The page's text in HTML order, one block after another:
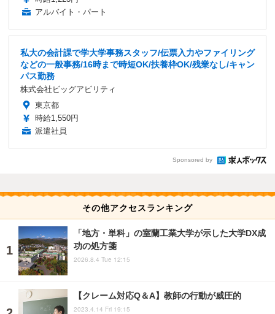
アルバイト・パート
私大の会計課で学大学事務スタッフ/伝票入力やファイリング
などの一般事務/16時まで時短OK/扶養枠OK/残業なし/キャン
パス勤務
株式会社ビッグアビリティ
東京都
時給1,550円
派遣社員
Sponsored by
その他アクセスランキング
「地方・単科」の室蘭工業大学が示した大学DX成
功の処方箋
2026.8.4 Tue 12:15
【クレーム対応Q＆A】教師の行動が威圧的
2023.4.14 Fri 19:15